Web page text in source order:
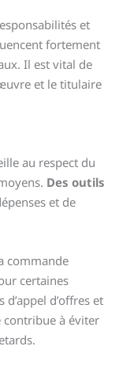
et
fortement
Il est vital de
et le titulaire
au respect du
Des outils
et de
commande
certaines
d’offres et
contribue à éviter